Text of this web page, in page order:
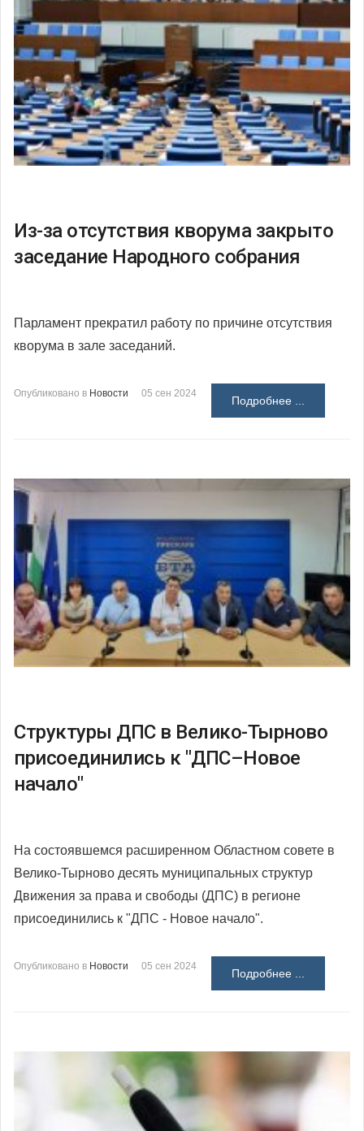
Из-за отсутствия кворума закрыто
заседание Народного собрания
Парламент прекратил работу по причине отсутствия
кворума в зале заседаний.
Опубликовано в Новости 05 сен 2024
Подробнее ...
Структуры ДПС в Велико-Тырново
присоединились к "ДПС–Новое
начало"
На состоявшемся расширенном Областном совете в
Велико-Тырново десять муниципальных структур
Движения за права и свободы (ДПС) в регионе
присоединились к "ДПС - Новое начало".
Опубликовано в Новости 05 сен 2024
Подробнее ...